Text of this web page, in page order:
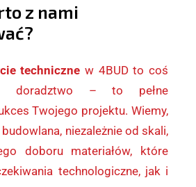
z nami
techniczne w 4BUD to coś
doradztwo – to pełne
Twojego projektu. Wiemy,
niezależnie od skali,
doboru materiałów, które
technologiczne, jak i